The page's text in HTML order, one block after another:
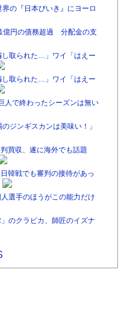
の『日本びいき』にヨーロ
億円の債務超過 分配金の支
取られた…」ワイ「はえー
取られた…」ワイ「はえー
人で終わったシーズンは無い
ジンギスカンは美味い！」
買収、遂に海外でも話題
韓戦でも審判の接待があっ
選手のほうがこの能力だけ
のクラピカ、師匠のイズナ